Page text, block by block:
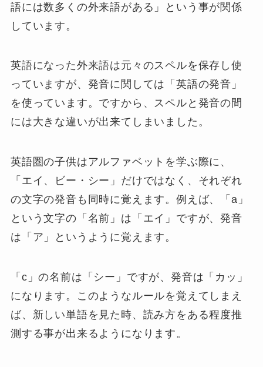
語には数多くの外来語がある」という事が関係
しています。
英語になった外来語は元々のスペルを保存し使
っていますが、発音に関しては「英語の発音」
を使っています。ですから、スペルと発音の間
には大きな違いが出来てしまいました。
英語圏の子供はアルファベットを学ぶ際に、
「エイ、ビー・シー」だけではなく、それぞれ
の文字の発音も同時に覚えます。例えば、「a」
という文字の「名前」は「エイ」ですが、発音
は「ア」というように覚えます。
「c」の名前は「シー」ですが、発音は「カッ」
になります。このようなルールを覚えてしまえ
ば、新しい単語を見た時、読み方をある程度推
測する事が出来るようになります。